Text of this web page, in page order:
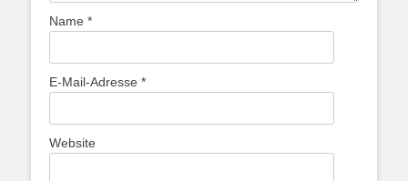
Name *
E-Mail-Adresse *
Website